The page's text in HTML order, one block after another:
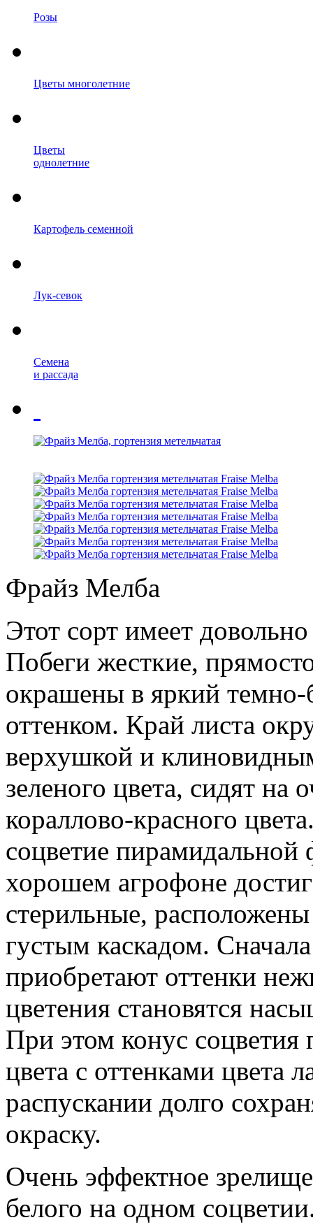
Розы
Цветы многолетние
Цветы
однолетние
Картофель семенной
Лук-севок
Семена
и рассада
Фрайз Мелба
Этот сорт имеет
Побеги жесткие,
окрашены в яркий
оттенком. Край листа
верхушкой и
зеленого цвета, сидят на
кораллово-красного
соцветие
хорошем агрофоне
стерильные,
густым каскадом.
приобретают оттенки
цветения становятся
При этом конус соцветия
цвета с оттенками цвета
распускании долго
окраску.
Очень эффектное
белого на одном